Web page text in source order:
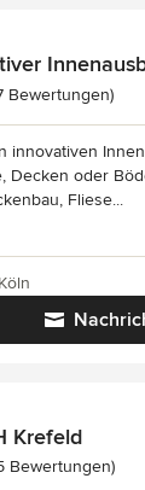
5
Bewertungen)
innovativen
Decken oder
Fliese...
Krefeld
5
Bewertungen)